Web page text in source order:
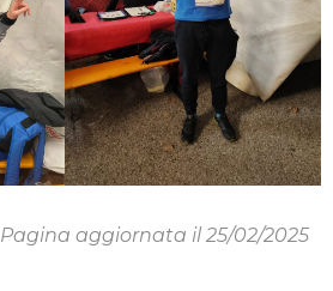
Pagina aggiornata il 25/02/2025